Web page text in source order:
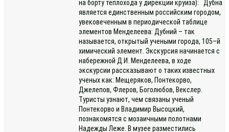
на борту теплохода у дирекции круиза): Дубна
является единственным российским городом,
увековеченным в периодической таблице
элементов Менделеева: Дубний – так
называется, открытый учеными города, 105–й
химический элемент. Экскурсия начинается с
набережной Д.И. Менделеева, в ходе
экскурсии рассказывают о таких известных
ученых как: Мещеряков, Понтекорво,
Джелепов, Флеров, Боголюбов, Векслер.
Туристы узнают, чем связаны ученый
Понтекорво и Владимир Высоцкий,
познакомятся с мозаичными полотнами
Надежды Леже. В музее разместились